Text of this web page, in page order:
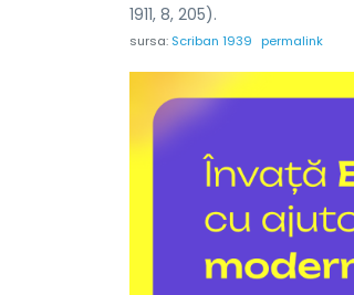
1911, 8, 205).
sursa: Scriban 1939 permalink